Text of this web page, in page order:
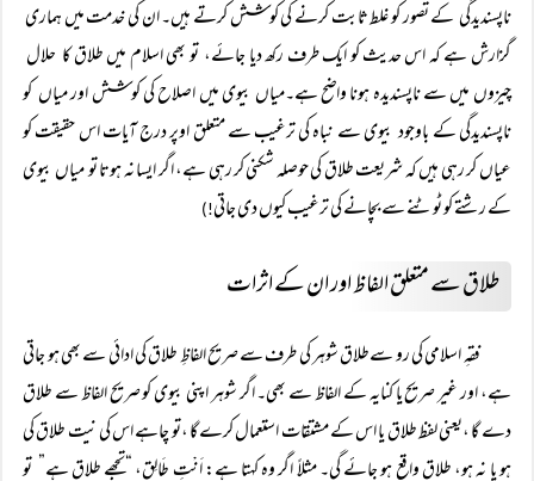
ناپسندیدگی کے تصور کو غلط ثابت کرنے کی کوشش کرتے ہیں۔ ان کی خدمت میں ہماری
گزارش ہے کہ اس حدیث کو ایک طرف رکھ دیا جائے، تو بھی اسلام میں طلاق کا حلال
چیزوں میں سے ناپسندیدہ ہونا واضح ہے۔میاں بیوی میں اصلاح کی کوشش اور میاں کو
ناپسندیدگی کے باوجود بیوی سے نباہ کی ترغیب سے متعلق اوپر درج آیات اس حقیقت کو
عیاں کر رہی ہیں کہ شریعت طلاق کی حوصلہ شکنی کر رہی ہے، اگر ایسا نہ ہوتا تو میاں بیوی
کے رشتے کو ٹوٹنے سے بچانے کی ترغیب کیوں دی جاتی!)
طلاق سے متعلق الفاظ اور ان کے اثرات
فقہِ اسلامی کی رو سےطلاق شوہر کی طرف سے صریح الفاظِ طلاق کی ادائی سے بھی ہو جاتی
ہے، اور غیر صریح یا کنایہ کے الفاظ سے بھی۔ اگر شوہر اپنی بیوی کو صریح الفاظ سے طلاق
دے گا ،یعنی لفظ طلاق یا اس کے مشتقات استعمال کرے گا ،تو چاہے اس کی نیت طلاق کی
ہو یا نہ ہو، طلاق واقع ہو جائے گی۔ مثلاً اگر وہ کہتا ہے: اَنْتِ طَالِق، “تجھے طلاق ہے” تو